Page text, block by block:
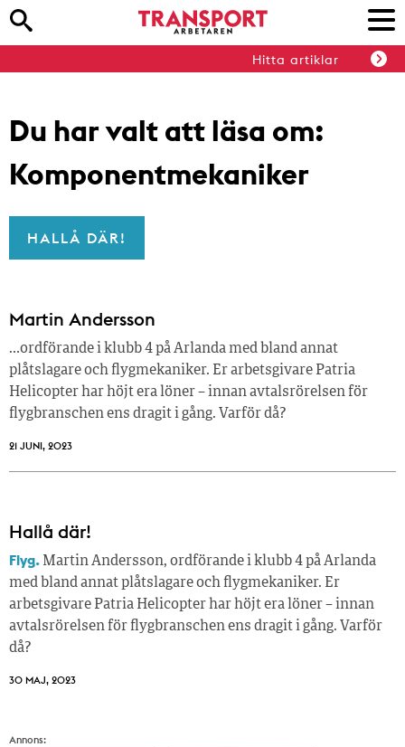
Hitta artiklar
Du har valt att läsa om:
Komponentmekaniker
HALLÅ DÄR!
Martin Andersson
…ordförande i klubb 4 på Arlanda med bland annat
plåtslagare och flygmekaniker. Er arbetsgivare Patria
Helicopter har höjt era löner – innan avtalsrörelsen för
flygbranschen ens dragit i gång. Varför då?
21 JUNI, 2023
Hallå där!
Flyg. Martin Andersson, ordförande i klubb 4 på Arlanda
med bland annat plåtslagare och flygmekaniker. Er
arbetsgivare Patria Helicopter har höjt era löner – innan
avtalsrörelsen för flygbranschen ens dragit i gång. Varför
då?
30 MAJ, 2023
Annons: